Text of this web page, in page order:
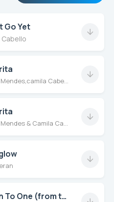
Go Yet
Cabello
Shawn Mendes,camila Cabello,watt,benny Blanco,cashmere Cat,camilla Cabello
Shawn Mendes & Camila Cabello
Million To One (from the Amazon Original Movie \"Cinderella\")